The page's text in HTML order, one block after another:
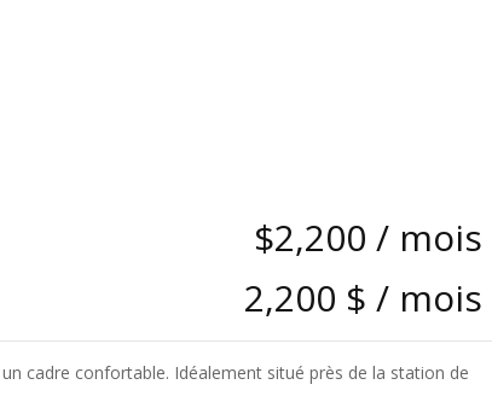
$2,200 / mois
2,200 $ / mois
cadre confortable. Idéalement situé près de la station de